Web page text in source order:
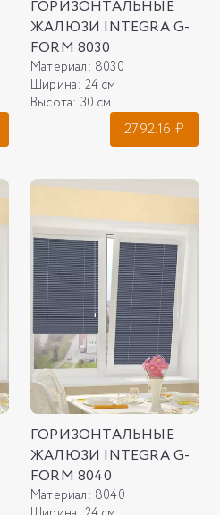
ГОРИЗОНТАЛЬНЫЕ
ЖАЛЮЗИ INTEGRA G-
FORM 8030
Материал: 8030
Ширина: 24 см
Высота: 30 см
2792.16 ₽
ГОРИЗОНТАЛЬНЫЕ
ЖАЛЮЗИ INTEGRA G-
FORM 8040
Материал: 8040